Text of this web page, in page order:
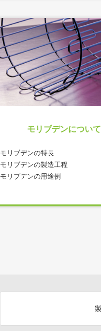
モリブデンについて
モリブデンの特長
モリブデンの製造工程
モリブデンの用途例